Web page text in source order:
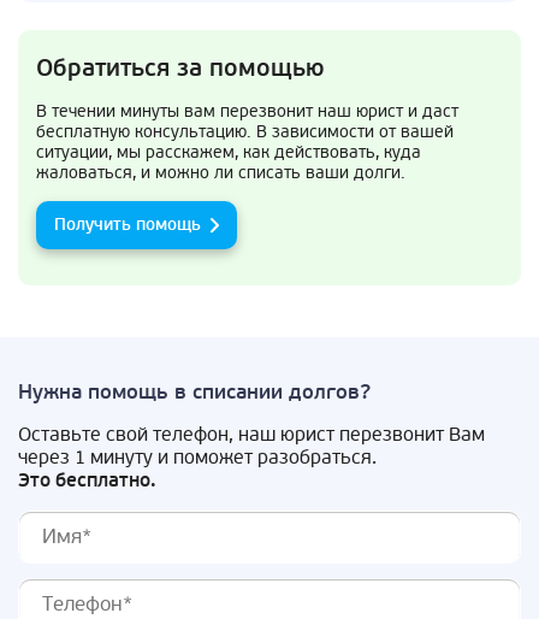
Обратиться за помощью
В течении минуты вам перезвонит наш юрист и даст
бесплатную консультацию. В зависимости от вашей
ситуации, мы расскажем, как действовать, куда
жаловаться, и можно ли списать ваши долги.
Получить помощь
Нужна помощь в списании долгов?
Оставьте свой телефон, наш юрист перезвонит Вам
через 1 минуту и поможет разобраться.
Это бесплатно.